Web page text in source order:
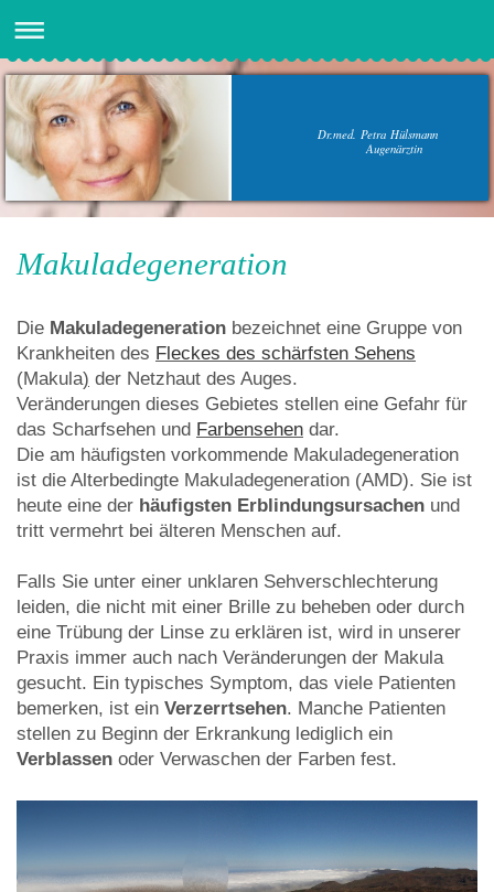
Dr.med. Petra Hülsmann
Augenärztin
Makuladegeneration
Die Makuladegeneration bezeichnet eine Gruppe von
Krankheiten des Fleckes des schärfsten Sehens
(Makula) der Netzhaut des Auges.
Veränderungen dieses Gebietes stellen eine Gefahr für
das Scharfsehen und Farbensehen dar.
Die am häufigsten vorkommende Makuladegeneration
ist die Alterbedingte Makuladegeneration (AMD). Sie ist
heute eine der häufigsten Erblindungsursachen und
tritt vermehrt bei älteren Menschen auf.
Falls Sie unter einer unklaren Sehverschlechterung
leiden, die nicht mit einer Brille zu beheben oder durch
eine Trübung der Linse zu erklären ist, wird in unserer
Praxis immer auch nach Veränderungen der Makula
gesucht. Ein typisches Symptom, das viele Patienten
bemerken, ist ein Verzerrtsehen. Manche Patienten
stellen zu Beginn der Erkrankung lediglich ein
Verblassen oder Verwaschen der Farben fest.